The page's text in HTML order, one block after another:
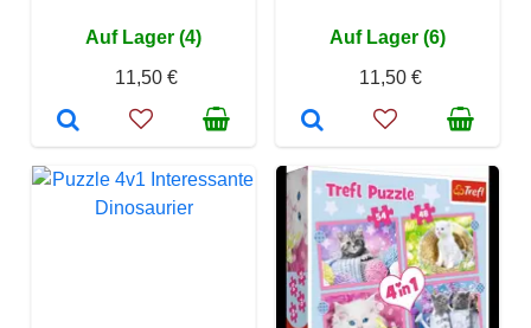
Auf Lager (4)
11,50 €
Auf Lager (6)
11,50 €